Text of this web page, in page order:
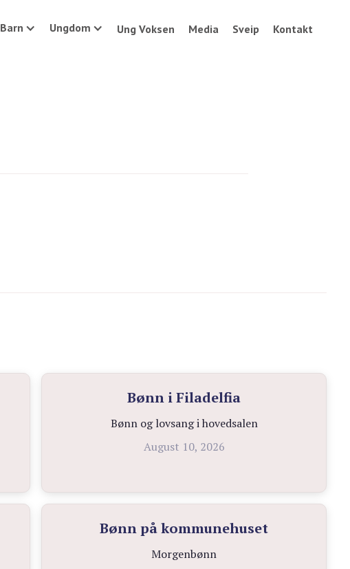
Barn Ungdom Ung Voksen Media Sveip Kontakt
Bønn i Filadelfia
Bønn og lovsang i hovedsalen
August 10, 2026
Bønn på kommunehuset
Morgenbønn